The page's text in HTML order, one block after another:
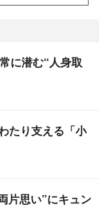
に潜む“人身取
たり支える「小
片思い”にキュン